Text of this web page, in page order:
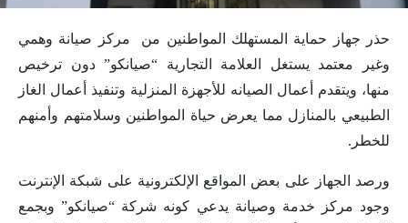
حذر جهاز حماية المستهلك المواطنين من مركز صيانة وهمي
وغير معتمد يستغل العلامة التجارية “صيانكو” دون ترخيص
منها، ويتقدم أعمال الصيانه للأجهزة المنزلية وتنفيذ أعمال الغاز
الطبيعي بالمنازل مما يعرض حياة المواطنين وسلامتهم وأمنهم
للخطر.
ورصد الجهاز على بعض المواقع الإلكترونية على شبكة الإنترنت
وجود مركز خدمة وصيانة يدعي كونه شركة “صيانكو” وبجمع